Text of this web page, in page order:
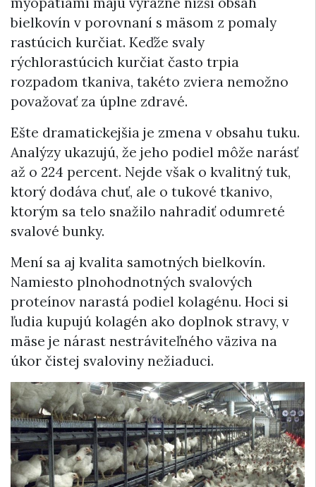
bielkovín v porovnaní s mäsom z pomaly
rastúcich kurčiat. Keďže svaly
rýchlorastúcich kurčiat často trpia
rozpadom tkaniva, takéto zviera nemožno
považovať za úplne zdravé.
Ešte dramatickejšia je zmena v obsahu tuku.
Analýzy ukazujú, že jeho podiel môže narásť
až o 224 percent. Nejde však o kvalitný tuk,
ktorý dodáva chuť, ale o tukové tkanivo,
ktorým sa telo snažilo nahradiť odumreté
svalové bunky.
Mení sa aj kvalita samotných bielkovín.
Namiesto plnohodnotných svalových
proteínov narastá podiel kolagénu. Hoci si
ľudia kupujú kolagén ako doplnok stravy, v
mäse je nárast nestráviteľného väziva na
úkor čistej svaloviny nežiaduci.